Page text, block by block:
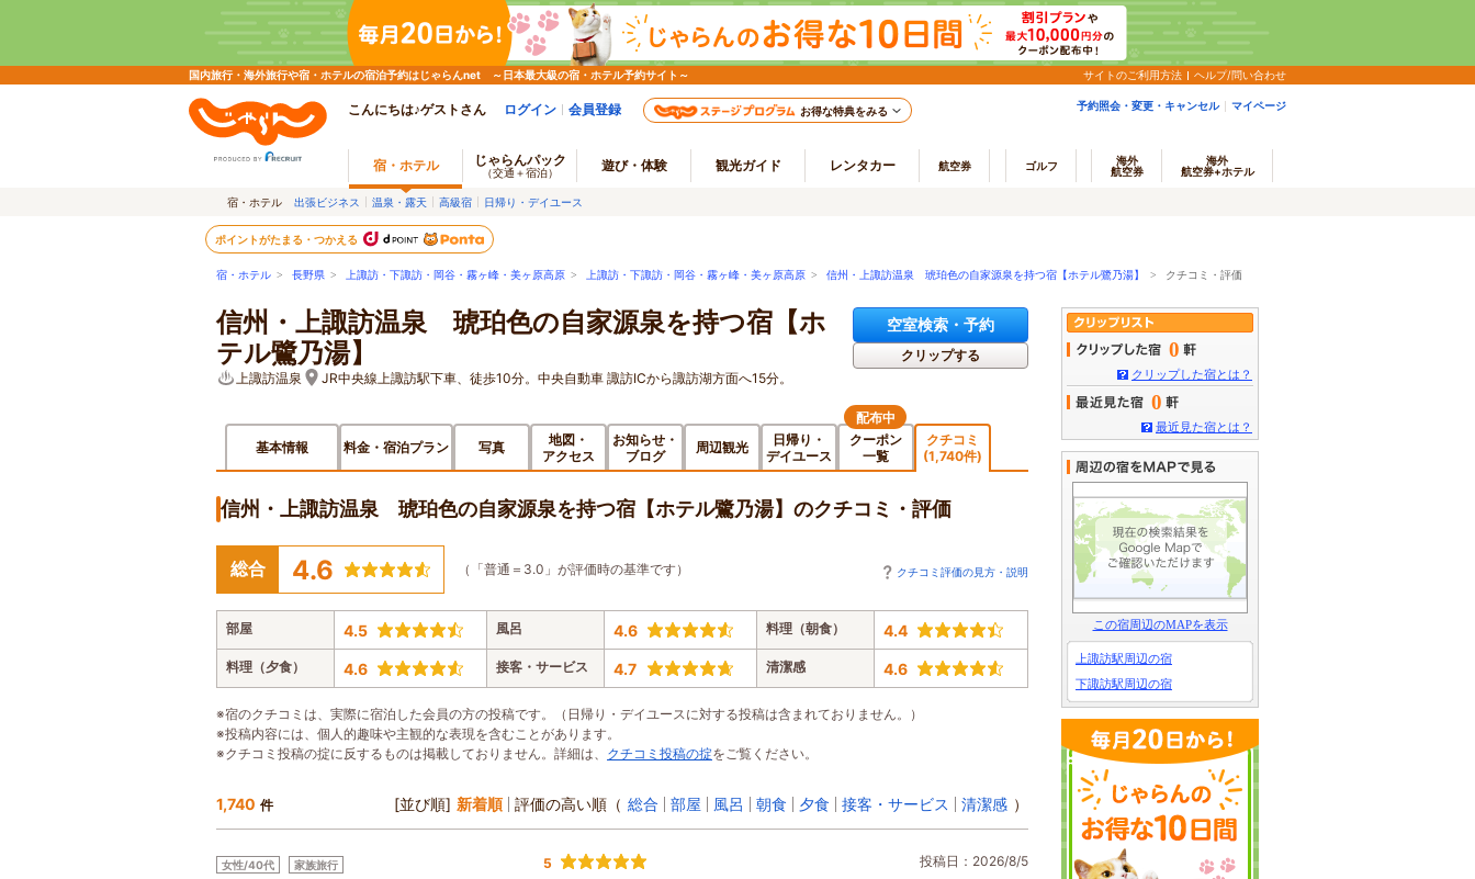
国内旅行・海外旅行や宿・ホテルの宿泊予約はじゃらんnet ～日本最大級の宿・ホテル予約サイト～ サイトのご利用方法 ヘルプ/問い合わせ
こんにちは♪ゲストさん ログイン 会員登録 お得な特典をみる 予約照会・変更・キャンセル マイページ
宿・ホテル じゃらんパック
（交通＋宿泊） 遊び・体験 観光ガイド レンタカー 航空券 ゴルフ
海外
航空券
海外
航空券+ホテル
宿・ホテル 出張ビジネス 温泉・露天 高級宿 日帰り・デイユース
ポイントがたまる・つかえる
宿・ホテル > 長野県 > 上諏訪・下諏訪・岡谷・霧ヶ峰・美ヶ原高原 > 上諏訪・下諏訪・岡谷・霧ヶ峰・美ヶ原高原 > 信州・上諏訪温泉 琥珀色の自家源泉を持つ宿【ホテル鷺乃湯】 > クチコミ・評価
信州・上諏訪温泉 琥珀色の自家源泉を持つ宿【ホ
テル鷺乃湯】
上諏訪温泉 JR中央線上諏訪駅下車、徒歩10分。中央自動車 諏訪ICから諏訪湖方面へ15分。
空室検索・予約
クリップする
基本情報 料金・宿泊プラン 写真
地図・
アクセス
お知らせ・
ブログ
周辺観光
日帰り・
デイユース
クーポン
一覧
配布中
クチコミ
(1,740件)
信州・上諏訪温泉 琥珀色の自家源泉を持つ宿【ホテル鷺乃湯】のクチコミ・評価
総合 4.6 （「普通＝3.0」が評価時の基準です） クチコミ評価の見方・説明
部屋 4.5 風呂 4.6 料理（朝食） 4.4
料理（夕食） 4.6 接客・サービス 4.7 清潔感 4.6
※宿のクチコミは、実際に宿泊した会員の方の投稿です。（日帰り・デイユースに対する投稿は含まれておりません。）
※投稿内容には、個人的趣味や主観的な表現を含むことがあります。
※クチコミ投稿の掟に反するものは掲載しておりません。詳細は、 クチコミ投稿の掟をご覧ください。
1,740 件 [並び順] 新着順 評価の高い順 （ 総合 部屋 風呂 朝食 夕食 接客・サービス 清潔感 ）
女性/40代 家族旅行 5
投稿日：2026/8/5
0
クリップした宿とは？
0
最近見た宿とは？
この宿周辺のMAPを表示
上諏訪駅周辺の宿
下諏訪駅周辺の宿